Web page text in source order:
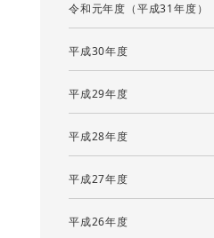
令和元年度（平成31年度）
平成30年度
平成29年度
平成28年度
平成27年度
平成26年度